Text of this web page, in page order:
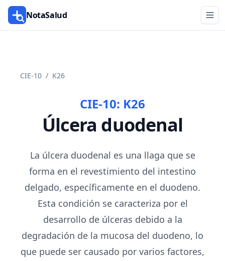
NotaSalud
CIE-10 / K26
CIE-10: K26
Úlcera duodenal
La úlcera duodenal es una llaga que se
forma en el revestimiento del intestino
delgado, específicamente en el duodeno.
Esta condición se caracteriza por el
desarrollo de úlceras debido a la
degradación de la mucosa del duodeno, lo
que puede ser causado por varios factores,